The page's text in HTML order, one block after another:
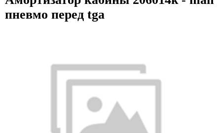
пневмо перед tga